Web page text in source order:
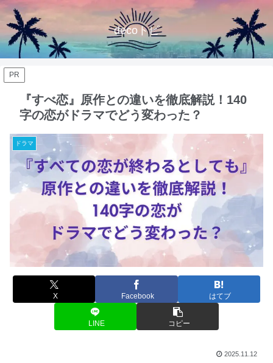
decoトピ
PR
『すべ恋』原作との違いを徹底解説！140
字の恋がドラマでどう変わった？
ドラマ
X Facebook はてブ
LINE コピー
2025.11.12